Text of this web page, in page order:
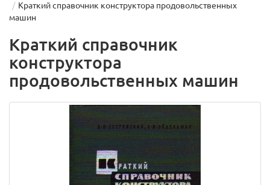
Краткий справочник конструктора продовольственных
машин
Краткий справочник
конструктора
продовольственных машин